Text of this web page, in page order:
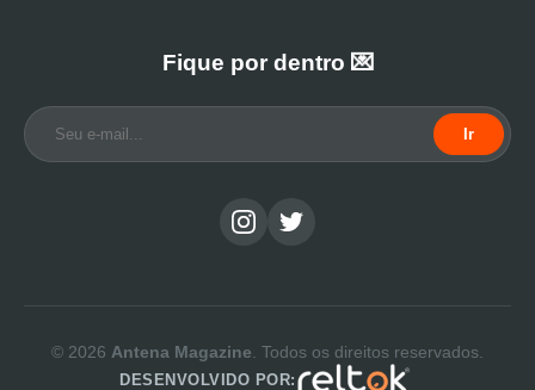
Fique por dentro 💌
Ir
© 2026 Antena Magazine . Todos os direitos reservados.
DESENVOLVIDO POR: